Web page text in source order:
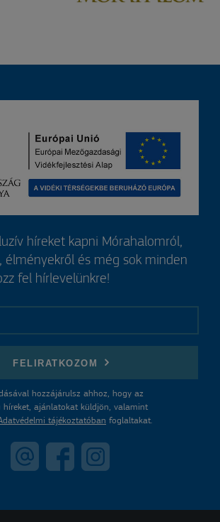
híreket kapni Mórahalomról,
élményekről és még sok minden
fel hírlevelünkre!
FELIRATKOZOM
hozzájárulsz ahhoz, hogy az
híreket, ajánlatokat küldjön, valamint
tájékoztatóban foglaltakat.